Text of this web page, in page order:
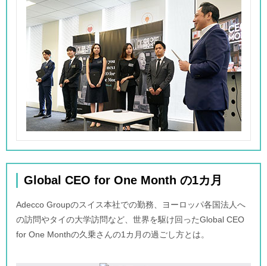
Global CEO for One Month の1カ月
Adecco Groupのスイス本社での勤務、ヨーロッパ各国法人へ
の訪問やタイの大学訪問など、世界を駆け回ったGlobal CEO
for One Monthの久乗さんの1カ月の過ごし方とは。